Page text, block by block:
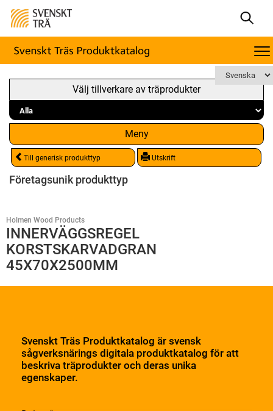
Välj tillverkare av träprodukter
Meny
Till generisk produkttyp Utskrift
Företagsunik produkttyp
Holmen Wood Products
INNERVÄGGSREGEL
KORSTSKARVADGRAN
45X70X2500MM
Svenskt Träs Produktkatalog är svensk
sågverksnärings digitala produktkatalog för att
beskriva träprodukter och deras unika
egenskaper.